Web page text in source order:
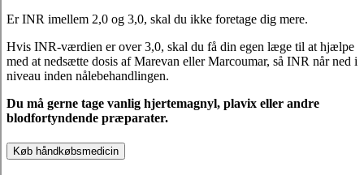
Er INR imellem 2,0 og 3,0, skal du ikke foretage dig mere.
Hvis INR-værdien er over 3,0, skal du få din egen læge til at hjælpe
med at nedsætte dosis af Marevan eller Marcoumar, så INR når ned i
niveau inden nålebehandlingen.
Du må gerne tage vanlig hjertemagnyl, plavix eller andre
blodfortyndende præparater.
Køb håndkøbsmedicin